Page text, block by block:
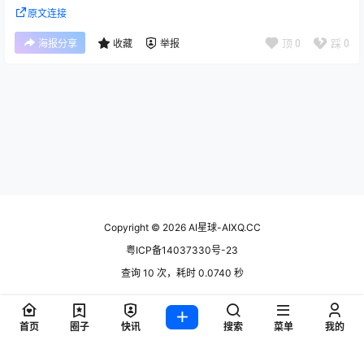
原文连接
海报分享 收藏 举报 顶 0 踩 0
Copyright © 2026AI星球-AIXQ.CC
粤ICP备14037330号-23
查询 10 次，耗时 0.0740 秒
首页 圈子 快讯 搜索 菜单 我的